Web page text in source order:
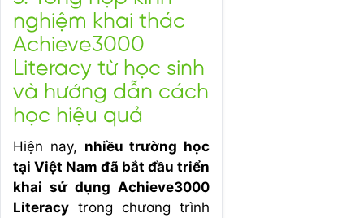
nghiệm khai thác
Achieve3000
Literacy từ học sinh
và hướng dẫn cách
học hiệu quả
Hiện nay, nhiều trường học
tại Việt Nam đã bắt đầu triển
khai sử dụng Achieve3000
Literacy trong chương trình